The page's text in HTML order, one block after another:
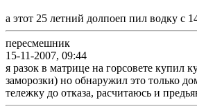
а этот 25 летний долпоеп пил водку
пересмешник
15-11-2007, 09:44
я разок в матрице на горсовете купил
заморозки) но обнаружил это только
тележку до отказа, расчитаюсь и